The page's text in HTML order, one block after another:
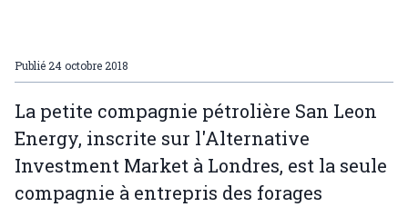
Publié24 octobre 2018
La petite compagnie pétrolière San Leon
Energy, inscrite sur l'Alternative
Investment Market à Londres, est la seule
compagnie à entrepris des forages